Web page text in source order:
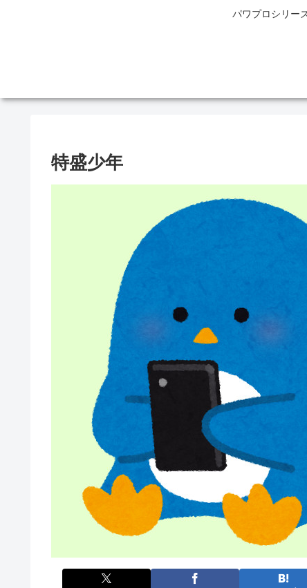
パワプロシリー
特盛少年